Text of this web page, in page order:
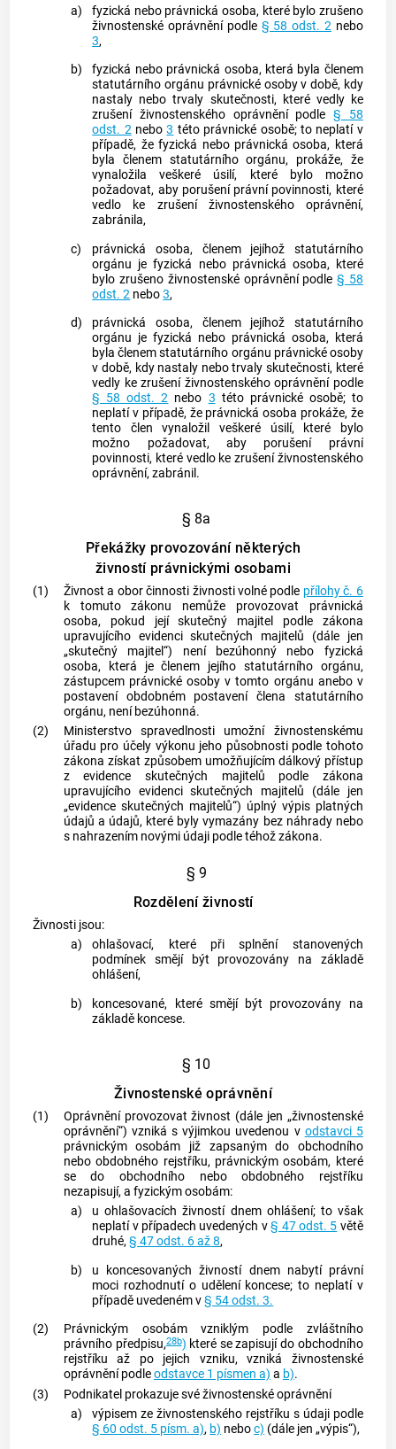
a)
fyzická nebo právnická osoba, které bylo zrušeno
živnostenské oprávnění podle § 58 odst. 2 nebo
3,
b)
fyzická nebo právnická osoba, která byla členem
statutárního orgánu právnické osoby v době, kdy
nastaly nebo trvaly skutečnosti, které vedly ke
zrušení živnostenského oprávnění podle§ 58
odst. 2nebo3 této právnické osobě; to neplatí v
případě, že fyzická nebo právnická osoba, která
byla členem statutárního orgánu, prokáže, že
vynaložila veškeré úsilí, které bylo možno
požadovat, aby porušení právní povinnosti, které
vedlo ke zrušení živnostenského oprávnění,
zabránila,
c)
právnická osoba, členem jejíhož statutárního
orgánu je fyzická nebo právnická osoba, které
bylo zrušeno živnostenské oprávnění podle§ 58
odst. 2 nebo3,
d)
právnická osoba, členem jejíhož statutárního
orgánu je fyzická nebo právnická osoba, která
byla členem statutárního orgánu právnické osoby
v době, kdy nastaly nebo trvaly skutečnosti, které
vedly ke zrušení živnostenského oprávnění podle
§ 58 odst. 2 nebo 3 této právnické osobě; to
neplatí v případě, že právnická osoba prokáže, že
tento člen vynaložil veškeré úsilí, které bylo
možno požadovat, aby porušení právní
povinnosti, které vedlo ke zrušení živnostenského
oprávnění, zabránil.
§ 8a
Překážky provozování některých
živností právnickými osobami
(1) Živnost a obor činnosti živnostivolné podle přílohy č. 6
k tomuto zákonu nemůže provozovat právnická
osoba, pokud její skutečný majitel podle zákona
upravujícího evidenci skutečných majitelů (dále jen
„skutečný majitel“) není bezúhonný nebo fyzická
osoba, která je členem jejího statutárního orgánu,
zástupcem právnické osoby v tomto orgánu anebo v
postavení obdobném postavení člena statutárního
orgánu, není bezúhonná.
(2)
Ministerstvo spravedlnosti umožní živnostenskému
úřadu pro účely výkonu jeho působnosti podle tohoto
zákona získat způsobem umožňujícím dálkový přístup
z evidence skutečných majitelů podle zákona
upravujícího evidenci skutečných majitelů (dále jen
„evidence skutečných majitelů“) úplný výpis platných
údajů a údajů, které byly vymazány bez náhrady nebo
s nahrazením novými údaji podle téhož zákona.
§ 9
Rozdělení živností
Živnosti jsou:
a)
ohlašovací, které při splnění stanovených
podmínek smějí být provozovány na základě
ohlášení,
b)
koncesované, které smějí být provozovány na
základě koncese.
§ 10
Živnostenské oprávnění
(1) Oprávnění provozovatživnost (dále jen „živnostenské
oprávnění“) vzniká s výjimkou uvedenou v odstavci 5
právnickým osobám již zapsaným do obchodního
nebo obdobného rejstříku, právnickým osobám, které
se do obchodního nebo obdobného rejstříku
nezapisují, a fyzickým osobám:
a)
u ohlašovacíchživnostídnem ohlášení; to však
neplatí v případech uvedených v§ 47 odst. 5 větě
druhé,§ 47 odst. 6 až 8,
b)
u koncesovanýchživnostídnem nabytí právní
moci rozhodnutí o udělení koncese; to neplatí v
případě uvedeném v§ 54 odst. 3.
(2)
Právnickým osobám vzniklým podle zvláštního
právního předpisu,28b) které se zapisují do obchodního
rejstříku až po jejich vzniku, vzniká živnostenské
oprávnění podleodstavce 1 písmen a) a b).
(3)
Podnikatel prokazuje své živnostenské oprávnění
a)
výpisem zeživnostenského rejstříku s údaji podle
§ 60 odst. 5 písm. a), b) neboc) (dále jen „výpis“),